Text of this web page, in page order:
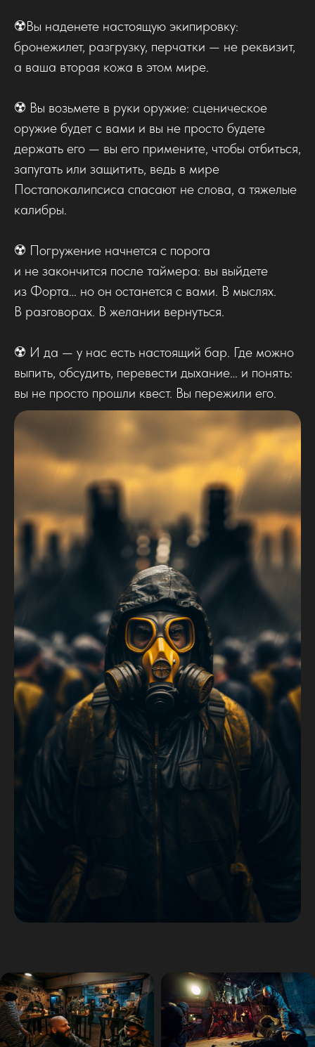
☢️Вы наденете настоящую экипировку:
бронежилет, разгрузку, перчатки — не реквизит,
а ваша вторая кожа в этом мире.
☢️ Вы возьмете в руки оружие: сценическое
оружие будет с вами и вы не просто будете
держать его — вы его примените, чтобы отбиться,
запугать или защитить, ведь в мире
Постапокалипсиса спасают не слова, а тяжелые
калибры.
☢️ Погружение начнется с порога
и не закончится после таймера: вы выйдете
из Форта… но он останется с вами. В мыслях.
В разговорах. В желании вернуться.
☢️ И да — у нас есть настоящий бар. Где можно
выпить, обсудить, перевести дыхание… и понять:
вы не просто прошли квест. Вы пережили его.